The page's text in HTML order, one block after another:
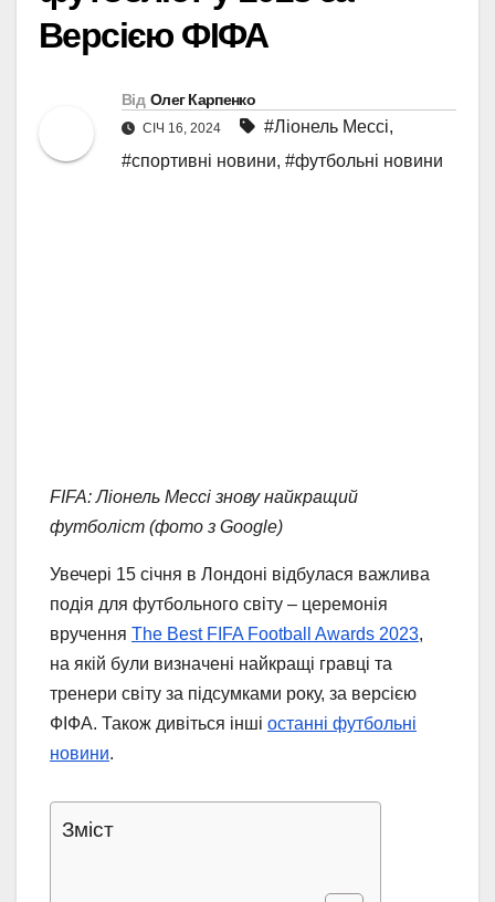
Версією ФІФА
Від Олег Карпенко
СІЧ 16, 2024 #Ліонель Мессі,
#спортивні новини, #футбольні новини
FIFA: Ліонель Мессі знову найкращий
футболіст (фото з Google)
Увечері 15 січня в Лондоні відбулася важлива
подія для футбольного світу – церемонія
вручення The Best FIFA Football Awards 2023,
на якій були визначені найкращі гравці та
тренери світу за підсумками року, за версією
ФІФА. Також дивіться інші останні футбольні
новини.
Зміст